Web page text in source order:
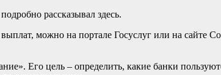
рассказывал здесь.
можно на портале Госуслуг или на сайте
Его цель – определить, какие банки